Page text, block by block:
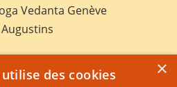
Vedanta Genève
×
des cookies